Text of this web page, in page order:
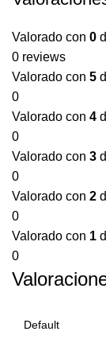
Valorado con 0
0 reviews
Valorado con 5
0
Valorado con 4
0
Valorado con 3
0
Valorado con 2
0
Valorado con 1
0